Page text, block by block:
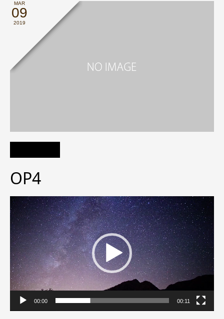
MAR
09
2019
OP4
動
画
プ
レ
ー
ヤ
ー
00:00 00:11